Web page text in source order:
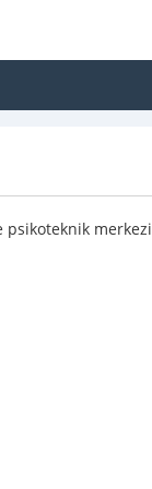
psikoteknik merkezi